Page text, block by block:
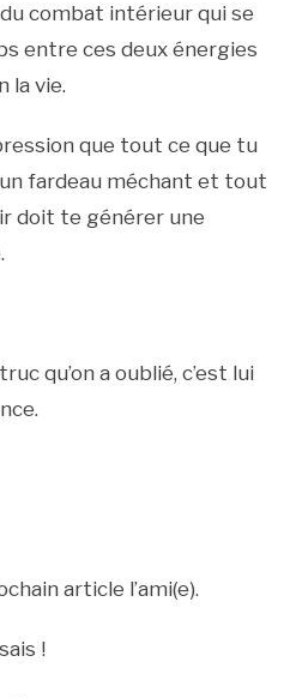
combat intérieur qui se
entre ces deux énergies
la vie.
que tout ce que tu
fardeau méchant et tout
doit te générer une
qu’on a oublié, c’est lui
article l’ami(e).
!